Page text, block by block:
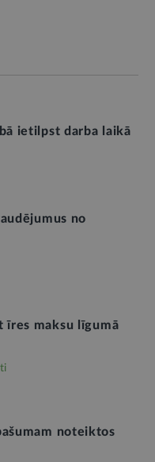
ietilpst darba laikā
no
īres maksu līgumā
noteiktos